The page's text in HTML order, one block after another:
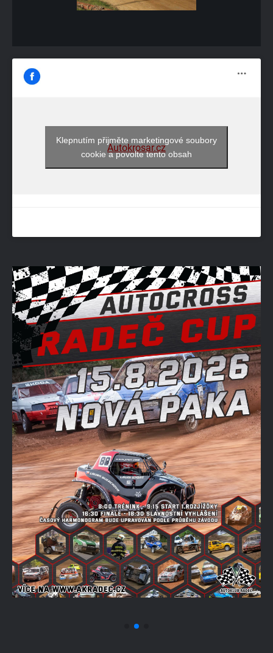
Autokrosar.cz
Klepnutím přijměte marketingové soubory
cookie a povolte tento obsah